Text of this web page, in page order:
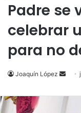
Padre se
celebrar
para no
Joaquín López
Send
email